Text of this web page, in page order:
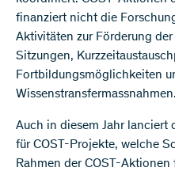
finanziert nicht die
Aktivitäten zur Förderung
Sitzungen,
Fortbildungsmöglichkeiten
Wissenstransfermassnahmen.
Auch in diesem Jahr lanciert
für COST-Projekte, welche
Rahmen der COST-